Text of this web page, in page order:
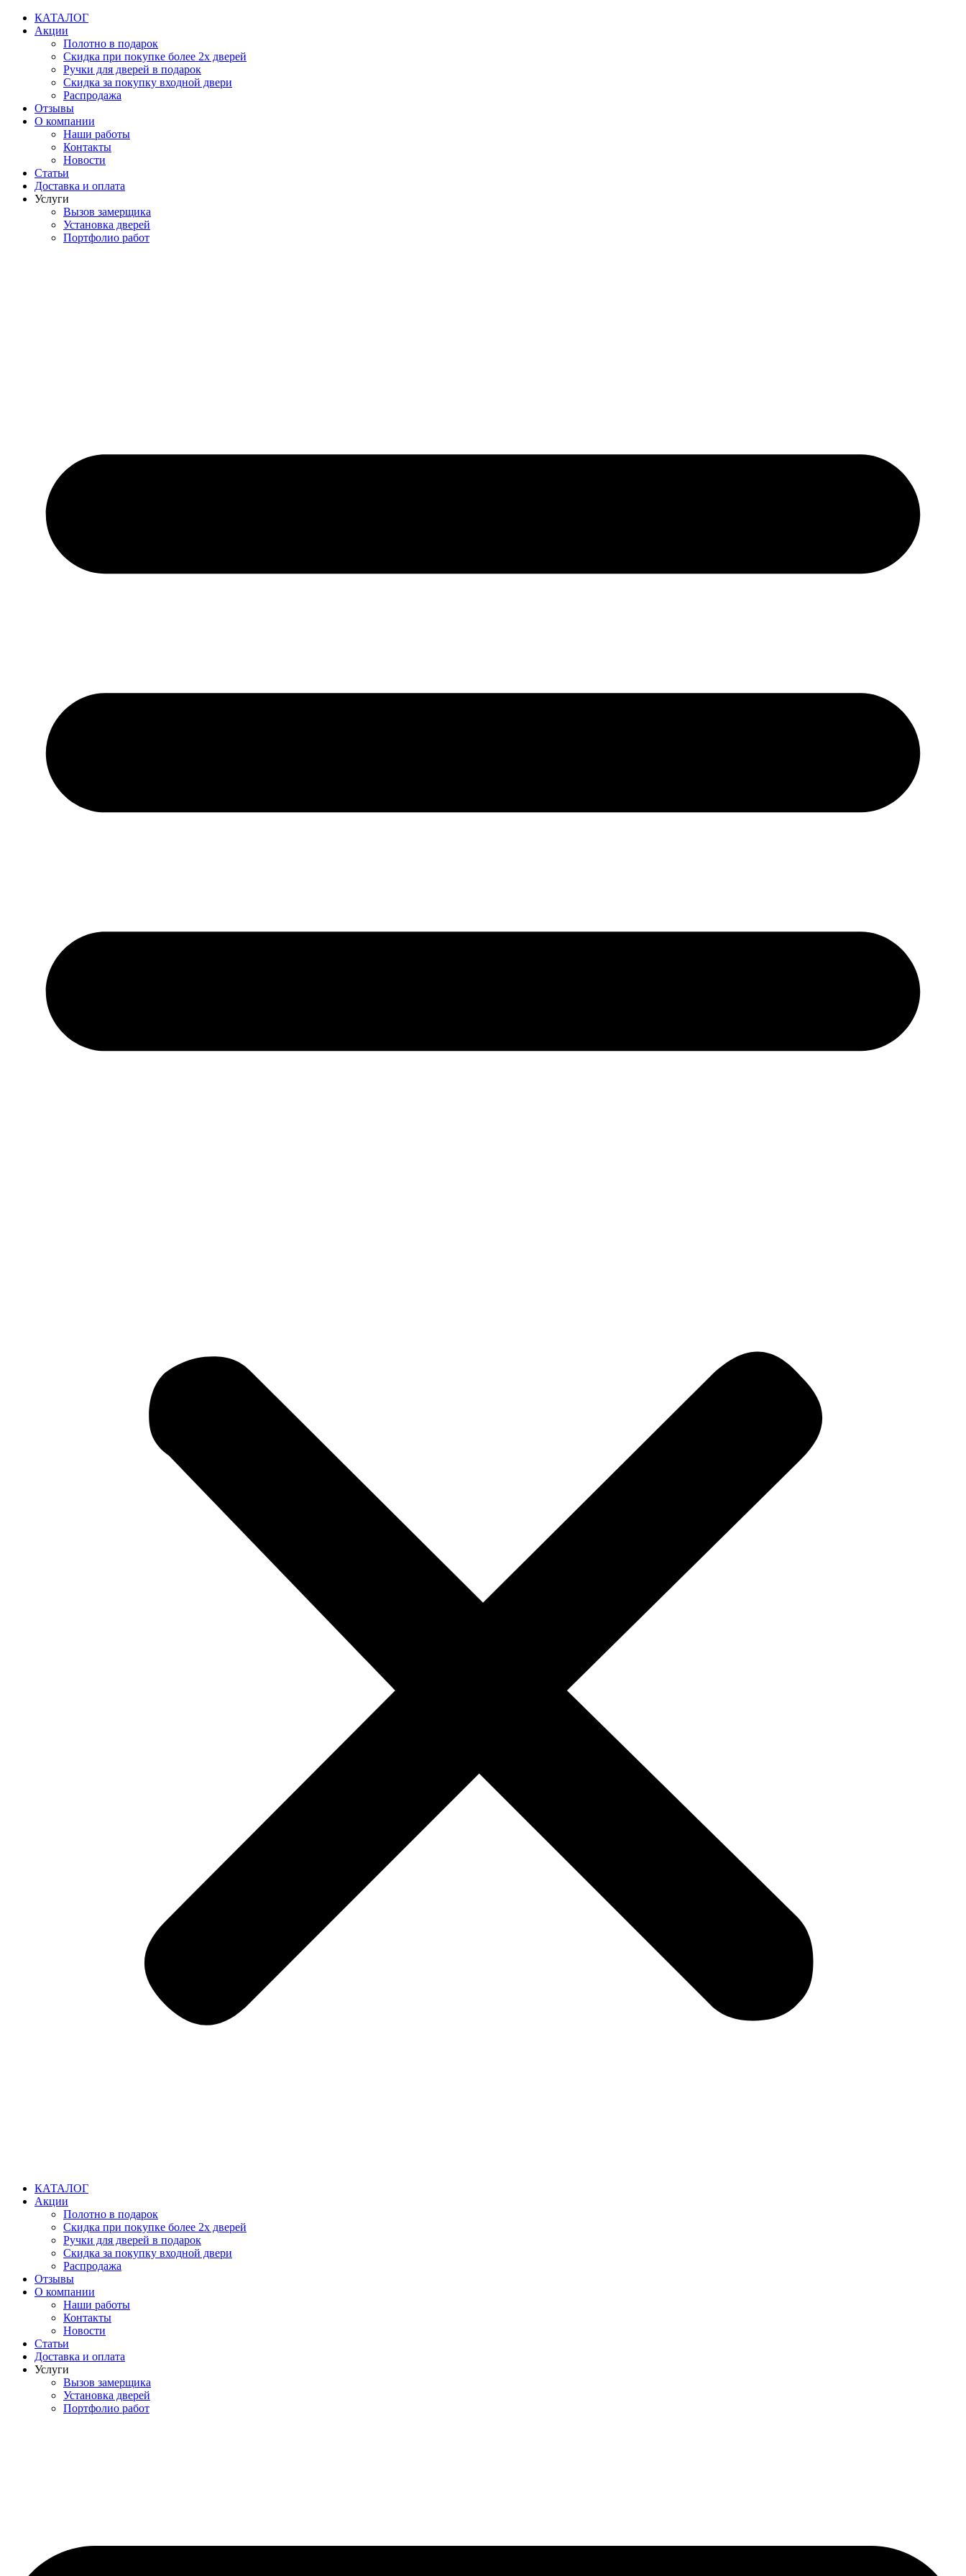
Перейти
содержимому
КАТАЛОГ
Акции
Полотно в подарок
Скидка при покупке более 2х дверей
Ручки для дверей в подарок
Скидка за покупку входной двери
Распродажа
Отзывы
О компании
Наши работы
Контакты
Новости
Статьи
Доставка и оплата
Услуги
Вызов замерщика
Установка дверей
Портфолио работ
КАТАЛОГ
Акции
Полотно в подарок
Скидка при покупке более 2х дверей
Ручки для дверей в подарок
Скидка за покупку входной двери
Распродажа
Отзывы
О компании
Наши работы
Контакты
Новости
Статьи
Доставка и оплата
Услуги
Вызов замерщика
Установка дверей
Портфолио работ